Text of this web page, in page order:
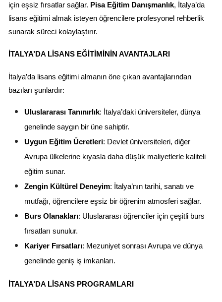
için eşsiz fırsatlar sağlar. Pisa Eğitim Danışmanlık, İtalya’da
lisans eğitimi almak isteyen öğrencilere profesyonel rehberlik
sunarak süreci kolaylaştırır.
İTALYA’DA LISANS EĞITIMININ AVANTAJLARI
İtalya’da lisans eğitimi almanın öne çıkan avantajlarından
bazıları şunlardır:
Uluslararası Tanınırlık: İtalya’daki üniversiteler, dünya
genelinde saygın bir üne sahiptir.
Uygun Eğitim Ücretleri: Devlet üniversiteleri, diğer
Avrupa ülkelerine kıyasla daha düşük maliyetlerle kaliteli
eğitim sunar.
Zengin Kültürel Deneyim: İtalya’nın tarihi, sanatı ve
mutfağı, öğrencilere eşsiz bir öğrenim atmosferi sağlar.
Burs Olanakları: Uluslararası öğrenciler için çeşitli burs
fırsatları sunulur.
Kariyer Fırsatları: Mezuniyet sonrası Avrupa ve dünya
genelinde geniş iş imkanları.
İTALYA’DA LISANS PROGRAMLARI